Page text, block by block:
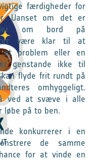
færdigheder for
Uanset om det er
om bord på
være klar til at
problem eller en
genstande ikke til
flyde frit rundt på
omhyggeligt.
ved at svæve i alle
på to ben.
konkurrerer i en
de samme
for at vinde en